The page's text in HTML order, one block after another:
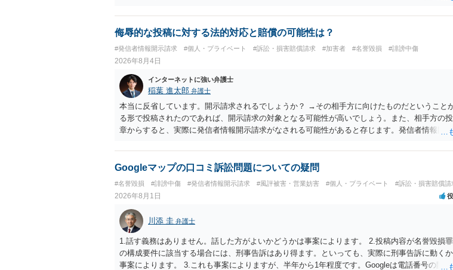
はXのため、APのIPアドレスの保存期間の問題もございます。 開示請求は法律知識が不可欠で
だけでは足りず、実務を踏まえた方法を選択することが重要です。
侮辱的な投稿に対する法的対応と賠償の可能性は？
#発信者情報開示請求 #個人・プライベート #訴訟・損害賠償請求 #加害者 #名誉毀損 #誹謗中傷
2026年8月4日
インターネットに強い弁護士
稲葉 進太郎 弁護士
本当に反省しています。開示請求されるでしょうか？ →その相手方に向けたものだということ
る形で投稿されたのであれば、開示請求の対象となる可能性が高いでしょう。また、相手方の
章からすると、実際に発信者情報開示請求がなされる可能性があると存じます。発信者情報開
カウントの登録メールに意見照会がなされます。 また、された場合賠償金はいくらでしょうか
スバイケースであり、数万円から１００万単位まで様々でしょう。裁判外であれば交渉して相
Googleマップの口コミ訴訟問題についての疑問
#名誉毀損 #誹謗中傷 #発信者情報開示請求 #風評被害・営業妨害 #個人・プライベート #訴訟・損害賠償請
2026年8月1日
川添 圭 弁護士
1.話す義務はありません。話した方がよいかどうかは事案によります。 2.投稿内容が名誉毀損
の構成要件に該当する場合には、刑事告訴はあり得ます。といっても、実際に刑事告訴に動く
事案によります。 3.これも事案によりますが、半年から1年程度です。Googleは電話番号の開